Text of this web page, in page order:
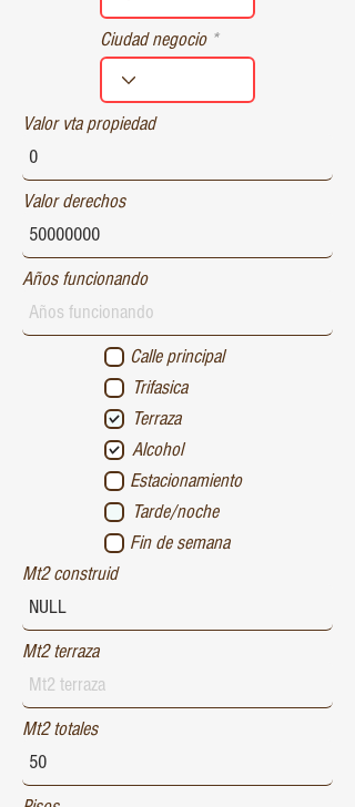
Ciudad negocio
Valor vta propiedad
Valor derechos
Años funcionando
Calle principal
Trifasica
Terraza
Alcohol
Estacionamiento
Tarde/noche
Fin de semana
Mt2 construid
Mt2 terraza
Mt2 totales